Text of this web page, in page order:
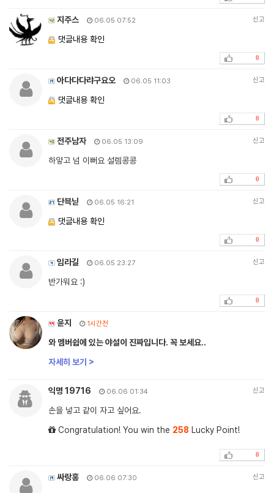
지주스 06.05 07:52 신고
댓글내용 확인
0
아다다다랴구요오 06.05 11:03 신고
댓글내용 확인
0
전주남자 06.05 13:09 신고
하얗고 넘 이뻐요 설렘콩콩
0
단븍닏 06.05 16:21 신고
댓글내용 확인
0
임라길 06.05 23:27 신고
반가워요 :)
0
윤지 1시간전
와 멤버쉽에 있는 야설이 진짜입니다. 꼭 보세요..
자세히 보기 >
익명 19716 06.06 01:34 신고
손을 넣고 같이 자고 싶어요.
Congratulation! You win the 258 Lucky Point!
0
싸랑홍 06.06 07:30 신고